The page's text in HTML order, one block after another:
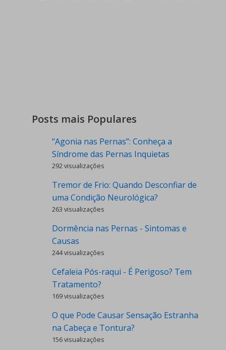
Posts mais Populares
“Agonia nas Pernas”: Conheça a
Síndrome das Pernas Inquietas
292 visualizações
Tremor de Frio: Quando Desconfiar de
uma Condição Neurológica?
263 visualizações
Dormência nas Pernas - Sintomas e
Causas
244 visualizações
Cefaleia Pós-raqui - É Perigoso? Tem
Tratamento?
169 visualizações
O que Pode Causar Sensação Estranha
na Cabeça e Tontura?
156 visualizações